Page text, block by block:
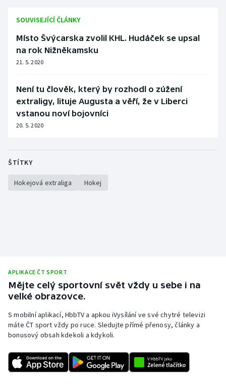
Ragby
Short track
Sportovní střelba
Triatlon
Ostatní
SOUVISEJÍCÍ ČLÁNKY
Místo Švýcarska zvolil KHL. Hudáček se upsal
na rok Nižněkamsku
21. 5. 2020
Není tu člověk, který by rozhodl o zúžení
extraligy, lituje Augusta a věří, že v Liberci
vstanou noví bojovníci
20. 5. 2020
ŠTÍTKY
Hokejová extraliga Hokej
APLIKACE ČT SPORT
Mějte celý sportovní svět vždy u sebe i na
velké obrazovce.
S mobilní aplikací, HbbTV a apkou iVysílání ve své chytré televizi
máte ČT sport vždy po ruce. Sledujte přímé přenosy, články a
bonusový obsah kdekoli a kdykoli.